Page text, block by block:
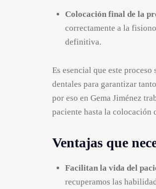
Colocación final de la
correctamente a la
definitiva.
Es esencial que este
dentales para garantizar
por eso en Gema Jiménez
paciente hasta la colocación
Ventajas que
Facilitan la vida del
recuperamos las